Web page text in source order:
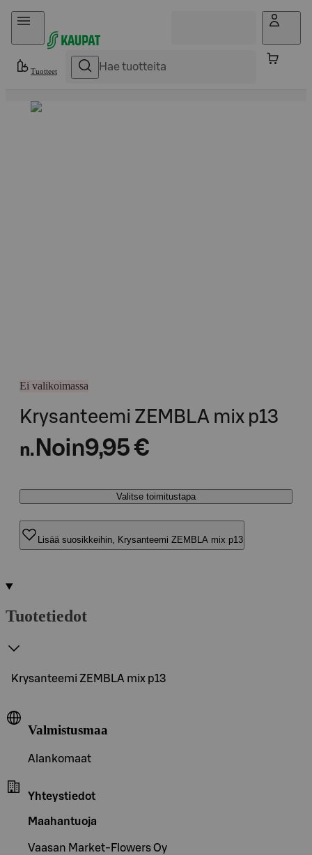
Hyppää sisältöön
Tuotteet
Ei valikoimassa
Krysanteemi ZEMBLA mix p13
n. Noin9,95 €
Valitse toimitustapa
Lisää suosikkeihin, Krysanteemi ZEMBLA mix p13
Tuotetiedot
Krysanteemi ZEMBLA mix p13
Valmistusmaa
Alankomaat
Yhteystiedot
Maahantuoja
Vaasan Market-Flowers Oy